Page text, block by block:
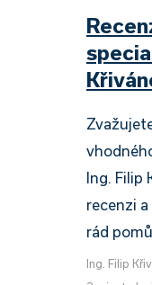
Ing. Filip
recenzi
rád
Ing. Filip